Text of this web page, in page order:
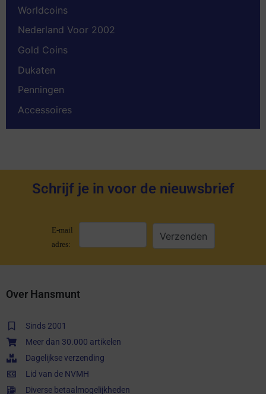
Worldcoins
Nederland Voor 2002
Gold Coins
Dukaten
Penningen
Accessoires
Schrijf je in voor de nieuwsbrief
E-mail
adres:
Over Hansmunt
Sinds 2001
Meer dan 30.000 artikelen
Dagelijkse verzending
Lid van de NVMH
Diverse betaalmogelijkheden